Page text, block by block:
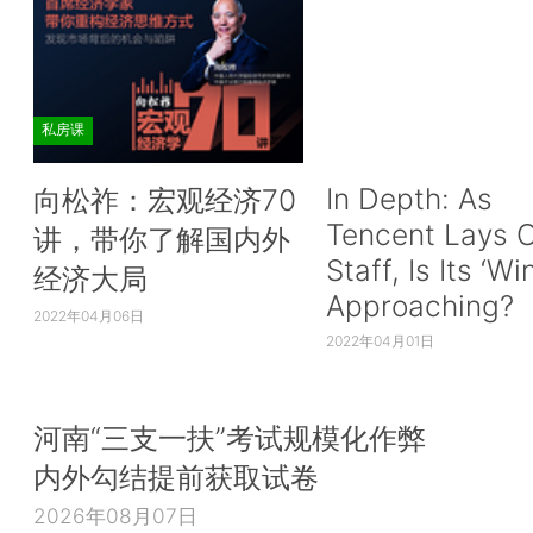
私房课
向松祚：宏观经济70
讲，带你了解国内外
经济大局
2022年04月06日
In Depth: As
Tencent Lays
Staff, Is Its
Approaching?
2022年04月01日
河南“三支一扶”考试规模化作弊
内外勾结提前获取试卷
2026年08月07日